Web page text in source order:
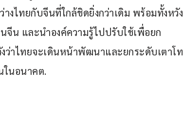
งไทยกับจีนที่ใกล้ชิดยิ่งกว่าเดิม พร้อมทั้งหวัง
จีน และนำองค์ความรู้ไปปรับใช้เพื่อยก
ว่าไทยจะเดินหน้าพัฒนาและยกระดับเตาโท
ในอนาคต.